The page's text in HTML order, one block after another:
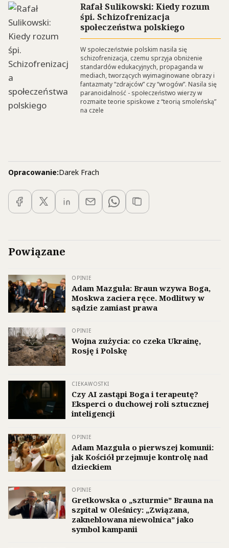
Rafał Sulikowski: Kiedy rozum
śpi. Schizofrenizacja
społeczeństwa polskiego
W społeczeństwie polskim nasila się
schizofrenizacja, czemu sprzyja obniżenie
standardów edukacyjnych, propaganda w
mediach, tworzących wyimaginowane obrazy i
fantazmaty “zdrajców” czy “wrogów”. Nasila się
paranoidalność - społeczeństwo wierzy w
rozmaite teorie spiskowe z “teorią smoleńską”
na czele
Opracowanie:Darek Frach
Powiązane
OPINIE
Adam Mazguła: Braun wzywa Boga,
Moskwa zaciera ręce. Modlitwy w
sądzie zamiast prawa
OPINIE
Wojna zużycia: co czeka Ukrainę,
Rosję i Polskę
CIEKAWOSTKI
Czy AI zastąpi Boga i terapeutę?
Eksperci o duchowej roli sztucznej
inteligencji
OPINIE
Adam Mazguła o pierwszej komunii:
jak Kościół przejmuje kontrolę nad
dzieckiem
OPINIE
Gretkowska o „szturmie” Brauna na
szpital w Oleśnicy: „Związana,
zakneblowana niewolnica” jako
symbol kampanii